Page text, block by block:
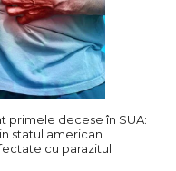
primele decese în SUA:
statul american
cu parazitul